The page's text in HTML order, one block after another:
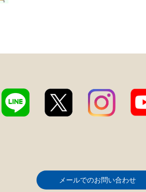
メールでのお問い合わせ